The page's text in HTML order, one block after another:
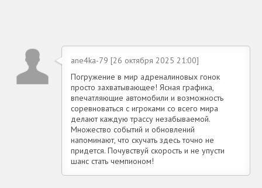
ane4ka-79 [26 октября 2025 21:00]
Погружение в мир адреналиновых гонок
просто захватывающее! Ясная графика,
впечатляющие автомобили и возможность
соревноваться с игроками со всего мира
делают каждую трассу незабываемой.
Множество событий и обновлений
напоминают, что скучать здесь точно не
придется. Почувствуй скорость и не упусти
шанс стать чемпионом!